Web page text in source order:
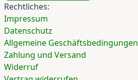
Rechtliches:
Impressum
Datenschutz
Allgemeine Geschäftsbedingungen
Zahlung und Versand
Widerruf